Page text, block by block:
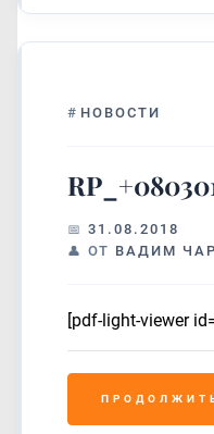
# НОВОСТИ
31.08.2018
ОТ ВАДИМ
[pdf-light-viewer